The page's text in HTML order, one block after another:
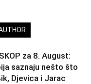
za 8. August:
saznaju nešto što
Djevica i Jarac